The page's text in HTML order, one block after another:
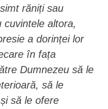
răniți sau
cuvintele altora,
a dorinței lor
în fața
Dumnezeu să le
să le
să le ofere